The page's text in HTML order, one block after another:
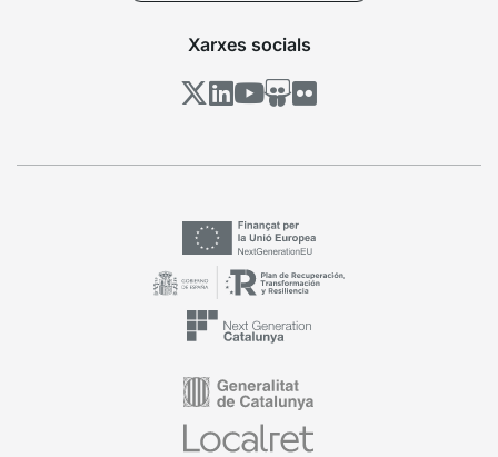
Xarxes socials